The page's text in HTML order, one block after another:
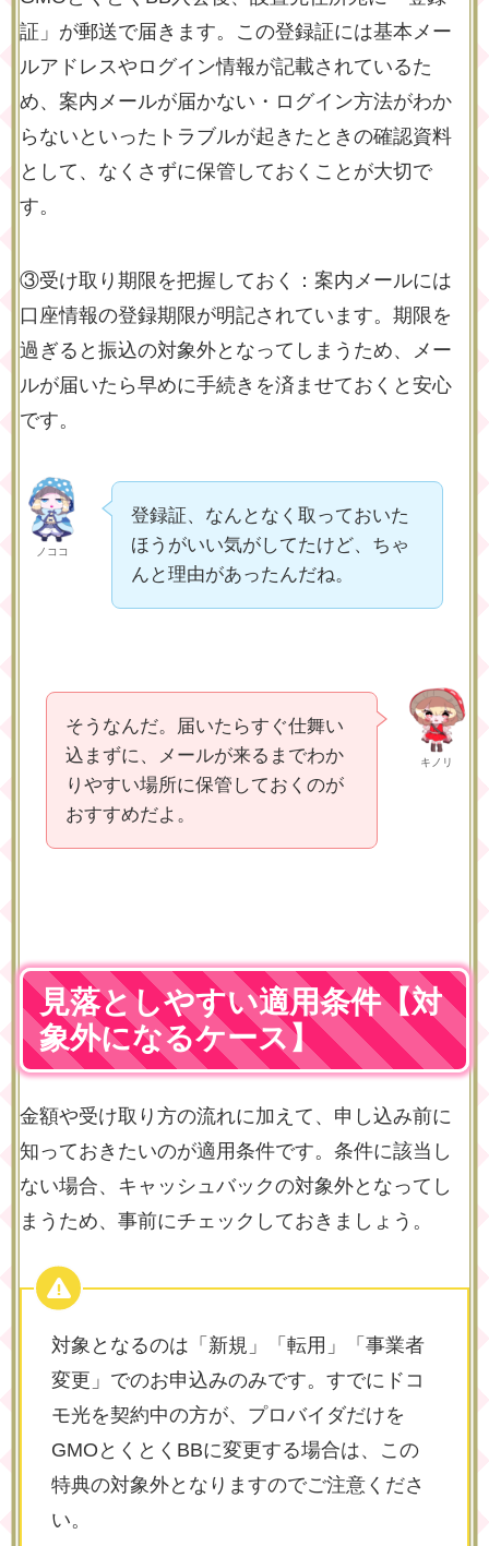
証」が郵送で届きます。この登録証には基本メー
ルアドレスやログイン情報が記載されているた
め、案内メールが届かない・ログイン方法がわか
らないといったトラブルが起きたときの確認資料
として、なくさずに保管しておくことが大切で
す。
③受け取り期限を把握しておく：案内メールには
口座情報の登録期限が明記されています。期限を
過ぎると振込の対象外となってしまうため、メー
ルが届いたら早めに手続きを済ませておくと安心
です。
ノココ
登録証、なんとなく取っておいた
ほうがいい気がしてたけど、ちゃ
んと理由があったんだね。
キノリ
そうなんだ。届いたらすぐ仕舞い
込まずに、メールが来るまでわか
りやすい場所に保管しておくのが
おすすめだよ。
見落としやすい適用条件【対
象外になるケース】
金額や受け取り方の流れに加えて、申し込み前に
知っておきたいのが適用条件です。条件に該当し
ない場合、キャッシュバックの対象外となってし
まうため、事前にチェックしておきましょう。
対象となるのは「新規」「転用」「事業者
変更」でのお申込みのみです。すでにドコ
モ光を契約中の方が、プロバイダだけを
GMOとくとくBBに変更する場合は、この
特典の対象外となりますのでご注意くださ
い。